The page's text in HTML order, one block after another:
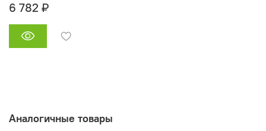
6 782 ₽
Аналогичные товары